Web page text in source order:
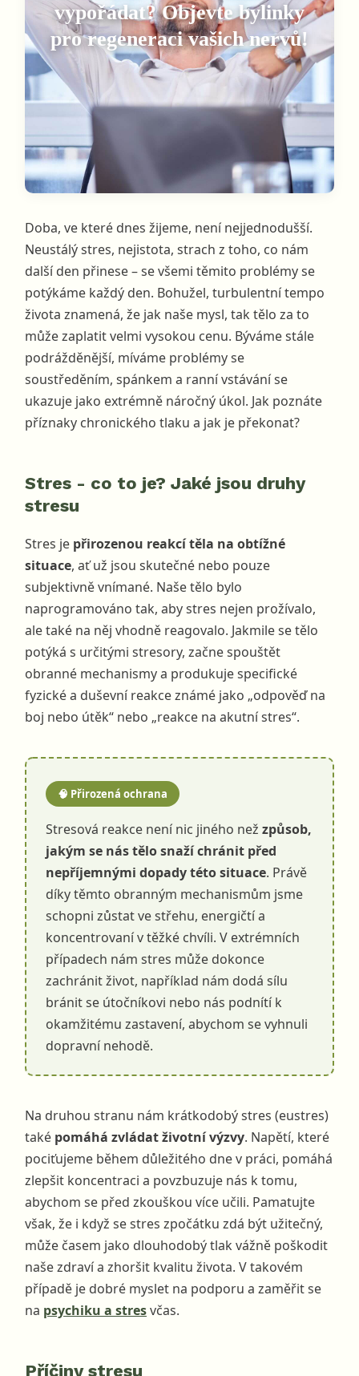
vypořádat? Objevte bylinky
pro regeneraci vašich nervů!
Doba, ve které dnes žijeme, není nejjednodušší.
Neustálý stres, nejistota, strach z toho, co nám
další den přinese – se všemi těmito problémy se
potýkáme každý den. Bohužel, turbulentní tempo
života znamená, že jak naše mysl, tak tělo za to
může zaplatit velmi vysokou cenu. Býváme stále
podrážděnější, míváme problémy se
soustředěním, spánkem a ranní vstávání se
ukazuje jako extrémně náročný úkol. Jak poznáte
příznaky chronického tlaku a jak je překonat?
Stres - co to je? Jaké jsou druhy
stresu
Stres je přirozenou reakcí těla na obtížné
situace, ať už jsou skutečné nebo pouze
subjektivně vnímané. Naše tělo bylo
naprogramováno tak, aby stres nejen prožívalo,
ale také na něj vhodně reagovalo. Jakmile se tělo
potýká s určitými stresory, začne spouštět
obranné mechanismy a produkuje specifické
fyzické a duševní reakce známé jako „odpověď na
boj nebo útěk“ nebo „reakce na akutní stres“.
🧠 Přirozená ochrana
Stresová reakce není nic jiného než způsob,
jakým se nás tělo snaží chránit před
nepříjemnými dopady této situace. Právě
díky těmto obranným mechanismům jsme
schopni zůstat ve střehu, energičtí a
koncentrovaní v těžké chvíli. V extrémních
případech nám stres může dokonce
zachránit život, například nám dodá sílu
bránit se útočníkovi nebo nás podnítí k
okamžitému zastavení, abychom se vyhnuli
dopravní nehodě.
Na druhou stranu nám krátkodobý stres (eustres)
také pomáhá zvládat životní výzvy. Napětí, které
pociťujeme během důležitého dne v práci, pomáhá
zlepšit koncentraci a povzbuzuje nás k tomu,
abychom se před zkouškou více učili. Pamatujte
však, že i když se stres zpočátku zdá být užitečný,
může časem jako dlouhodobý tlak vážně poškodit
naše zdraví a zhoršit kvalitu života. V takovém
případě je dobré myslet na podporu a zaměřit se
na psychiku a stresvčas.
Příčiny stresu